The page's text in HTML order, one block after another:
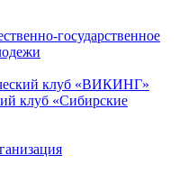
государственное
клуб «ВИКИНГ»
клуб «Сибирские